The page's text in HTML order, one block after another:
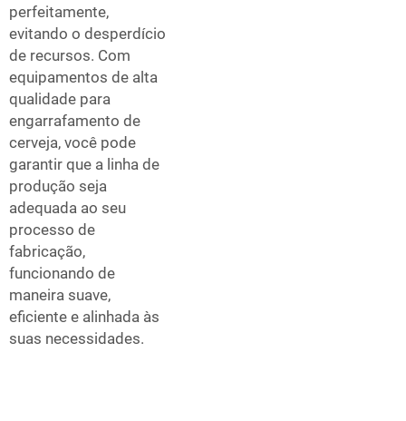
perfeitamente,
evitando o desperdício
de recursos. Com
equipamentos de alta
qualidade para
engarrafamento de
cerveja, você pode
garantir que a linha de
produção seja
adequada ao seu
processo de
fabricação,
funcionando de
maneira suave,
eficiente e alinhada às
suas necessidades.